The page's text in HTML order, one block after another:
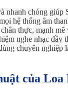
nhanh chóng giúp
hệ thống âm
thực, mạnh mẽ
nghe nhạc đầy
chuyên nghiệp
của